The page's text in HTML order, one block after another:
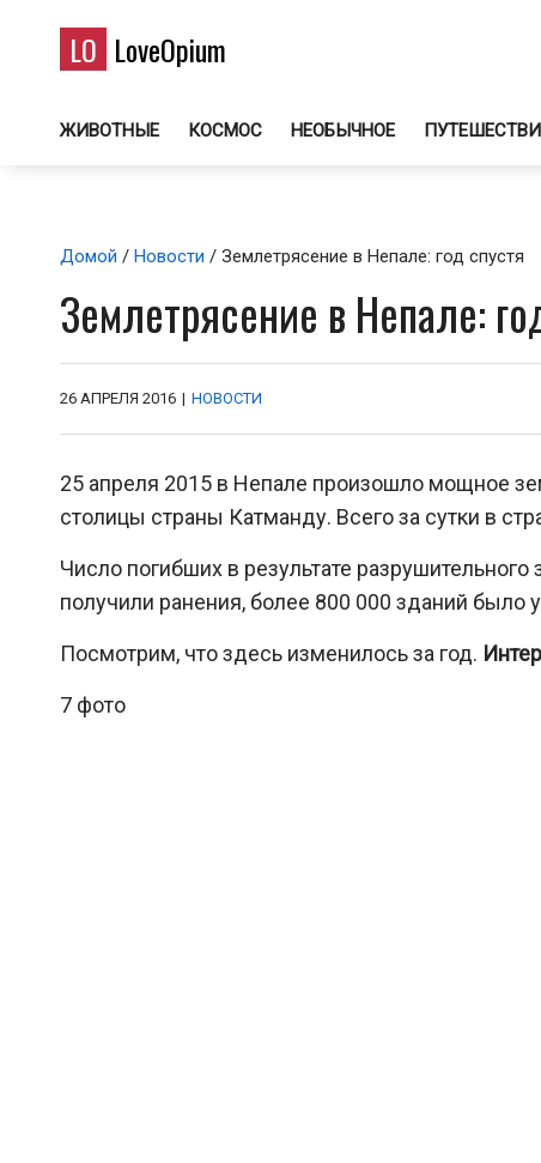
LO LoveOpium
ЖИВОТНЫЕ КОСМОС НЕОБЫЧНОЕ
Домой / Новости / Землетрясение в Непале: год спустя
Землетрясение в Непале:
26 АПРЕЛЯ 2016 | НОВОСТИ
25 апреля 2015 в Непале произошло мощное
столицы страны Катманду. Всего за сутки в
Число погибших в результате
получили ранения, более 800 000 зданий было
Посмотрим, что здесь изменилось за год.
7 фото